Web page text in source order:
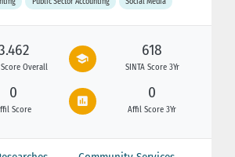
Score Overall
618
SINTA Score 3Yr
0
Score
0
Affil Score 3Yr